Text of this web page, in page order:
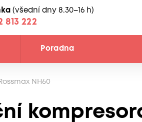
(všední dny 8.30–16 h)
813 222
Poradna
NH60